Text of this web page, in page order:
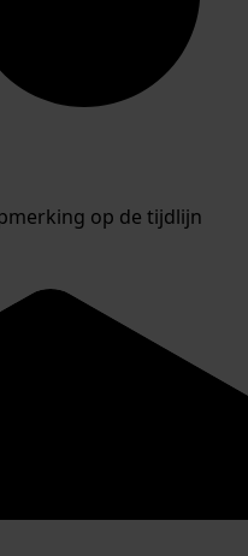
op de tijdlijn